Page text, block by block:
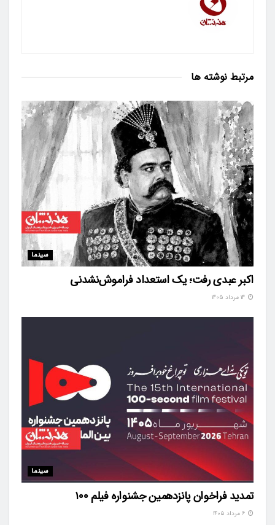
مرتبط نوشته ها
سینما
اکبر عبدی رفت؛ یک استعداد فراموش‌نشدنی
سینما
تمدید فراخوان پانزدهمین جشنواره فیلم ۱۰۰